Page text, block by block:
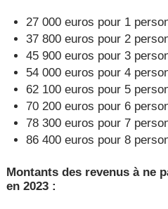
27 000 euros pour 1
37 800 euros pour 2
45 900 euros pour 3
54 000 euros pour 4
62 100 euros pour 5
70 200 euros pour 6
78 300 euros pour 7
86 400 euros pour 8
Montants des revenus à ne
en 2023 :